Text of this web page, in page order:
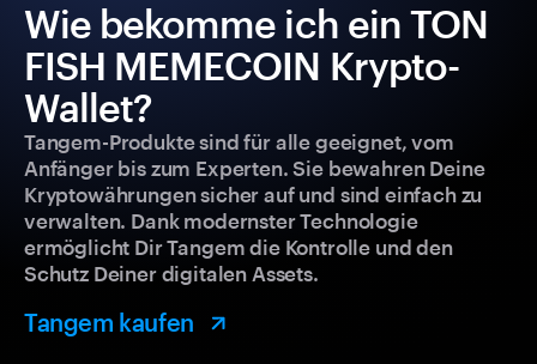
Wie bekomme ich ein TON
FISH MEMECOIN Krypto-
Wallet?
Tangem-Produkte sind für alle geeignet, vom
Anfänger bis zum Experten. Sie bewahren Deine
Kryptowährungen sicher auf und sind einfach zu
verwalten. Dank modernster Technologie
ermöglicht Dir Tangem die Kontrolle und den
Schutz Deiner digitalen Assets.
Tangem kaufen